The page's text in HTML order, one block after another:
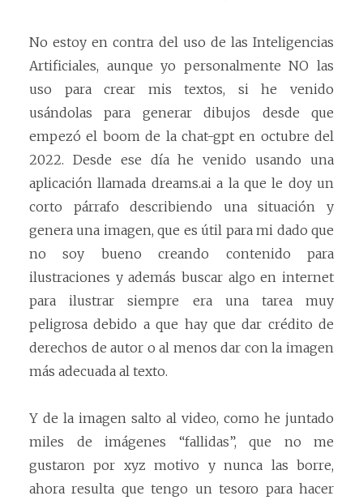
No estoy en contra del uso de las Inteligencias
Artificiales, aunque yo personalmente NO las
uso para crear mis textos, si he venido
usándolas para generar dibujos desde que
empezó el boom de la chat-gpt en octubre del
2022. Desde ese día he venido usando una
aplicación llamada dreams.ai a la que le doy un
corto párrafo describiendo una situación y
genera una imagen, que es útil para mi dado que
no soy bueno creando contenido para
ilustraciones y además buscar algo en internet
para ilustrar siempre era una tarea muy
peligrosa debido a que hay que dar crédito de
derechos de autor o al menos dar con la imagen
más adecuada al texto.
Y de la imagen salto al video, como he juntado
miles de imágenes “fallidas”, que no me
gustaron por xyz motivo y nunca las borre,
ahora resulta que tengo un tesoro para hacer